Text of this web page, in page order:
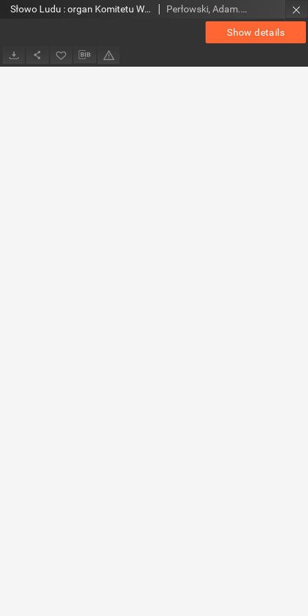
Show details
Słowo Ludu : organ Komitetu Wojewódzkiego Polskiej Zjednoczonej Partii Robotniczej, 1953, R.5, nr 37 Perłowski, Adam. Red.